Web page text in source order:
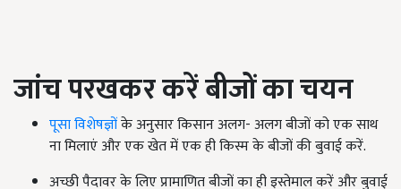
जांच परखकर करें बीजों का चयन
पूसा विशेषज्ञोंके अनुसार किसान अलग- अलग बीजों को एक साथ
ना मिलाएं और एक खेत में एक ही किस्म के बीजों की बुवाई करें.
अच्छी पैदावर के लिए प्रामाणित बीजों का ही इस्तेमाल करें और बुवाई